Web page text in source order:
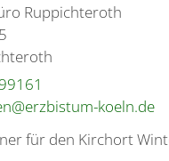
Ruppichteroth
koeln.de
für den Kirchort